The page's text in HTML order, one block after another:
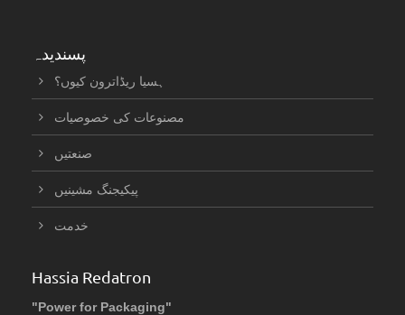
پسندیدہ
ہسیا ریڈاترون کیوں؟
مصنوعات کی خصوصیات
صنعتیں
پیکیجنگ مشینیں
خدمت
Hassia Redatron
"Power for Packaging"